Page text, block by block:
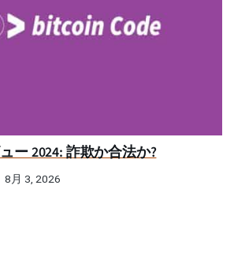
ー 2024: 詐欺か合法か?
8月 3, 2026